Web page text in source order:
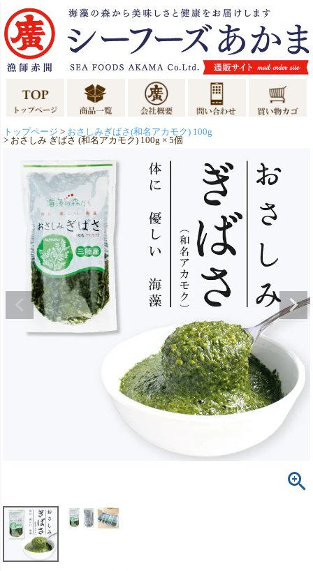
トップページ
おさしみぎばさ(和名アカモク) 100g
おさしみ ぎばさ (和名アカモク) 100g × 5個